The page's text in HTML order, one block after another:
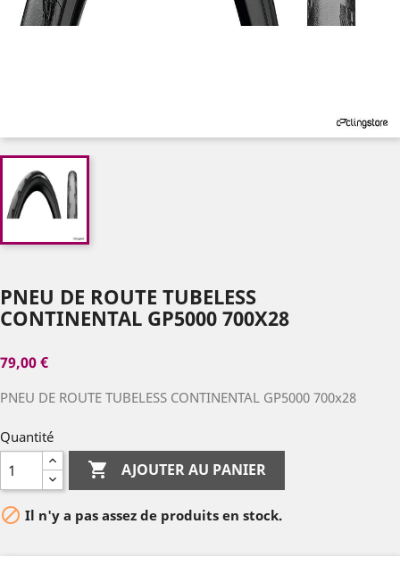
PNEU DE ROUTE TUBELESS
CONTINENTAL GP5000 700X28
79,00 €
PNEU DE ROUTE TUBELESS CONTINENTAL GP5000 700x28
Quantité
 AJOUTER AU PANIER
 Il n'y a pas assez de produits en stock.